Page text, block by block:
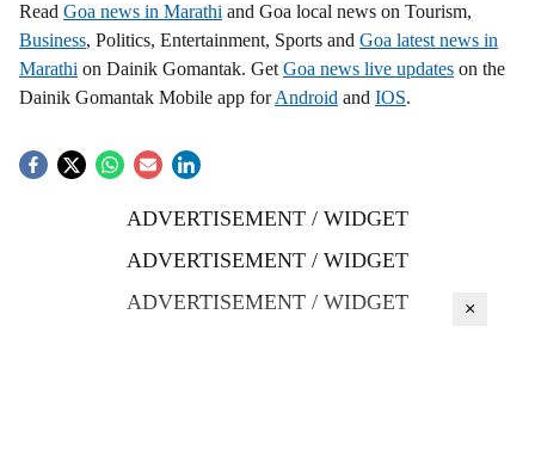
Read Goa news in Marathi and Goa local news on Tourism,
Business, Politics, Entertainment, Sports and Goa latest news in
Marathi on Dainik Gomantak. Get Goa news live updates on the
Dainik Gomantak Mobile app forAndroid and IOS.
ADVERTISEMENT / WIDGET
ADVERTISEMENT / WIDGET
ADVERTISEMENT / WIDGET
×